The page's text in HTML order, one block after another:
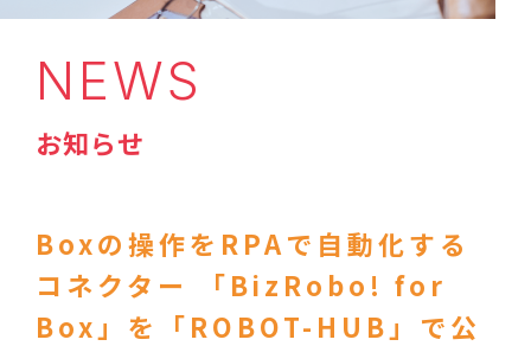
NEWS
お知らせ
Boxの操作をRPAで自動化する
コネクター 「BizRobo! for
Box」を「ROBOT-HUB」で公